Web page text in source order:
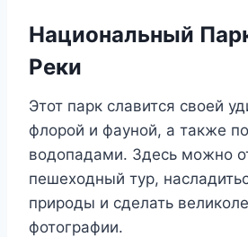
Национальный
Реки
Этот парк славится своей
флорой и фауной, а также
водопадами. Здесь можно
пешеходный тур,
природы и сделать
фотографии.